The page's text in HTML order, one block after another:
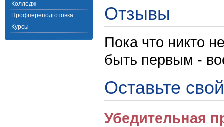
Колледж
Профпереподготовка
Курсы
Отзывы
Пока что никто
быть первым -
Оставьте
Убедительная